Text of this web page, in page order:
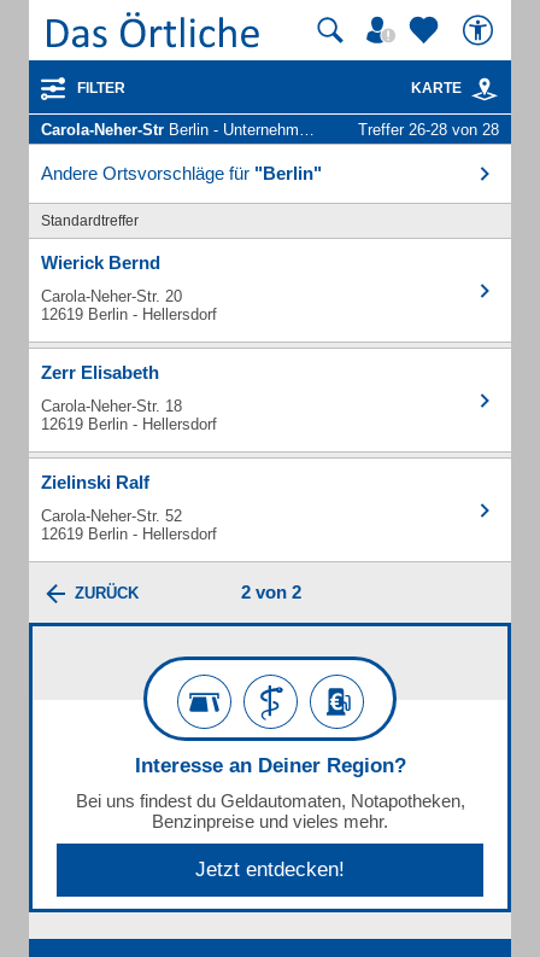
FILTER KARTE
Carola-Neher-Str Berlin - Unternehmen und Personen Treffer 26-28 von 28
Andere Ortsvorschläge für "Berlin"
Standardtreffer
Wierick Bernd
Carola-Neher-Str. 20
12619 Berlin - Hellersdorf
Zerr Elisabeth
Carola-Neher-Str. 18
12619 Berlin - Hellersdorf
Zielinski Ralf
Carola-Neher-Str. 52
12619 Berlin - Hellersdorf
ZURÜCK 2 von 2
Interesse an Deiner Region?
Bei uns findest du Geldautomaten, Notapotheken,
Benzinpreise und vieles mehr.
Jetzt entdecken!